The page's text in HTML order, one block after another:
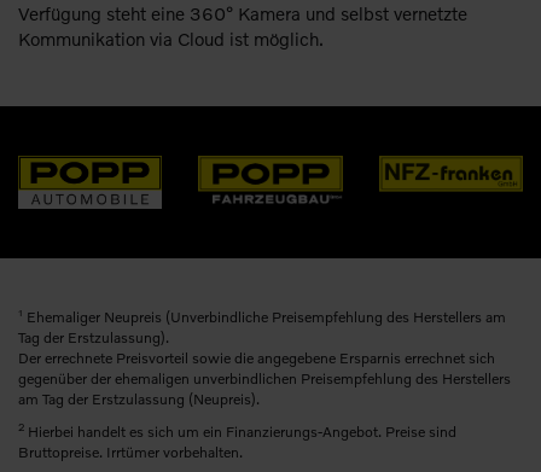
Verfügung steht eine 360° Kamera und selbst vernetzte
Kommunikation via Cloud ist möglich.
1 Ehemaliger Neupreis (Unverbindliche Preisempfehlung des Herstellers am
Tag der Erstzulassung).
Der errechnete Preisvorteil sowie die angegebene Ersparnis errechnet sich
gegenüber der ehemaligen unverbindlichen Preisempfehlung des Herstellers
am Tag der Erstzulassung (Neupreis).
2 Hierbei handelt es sich um ein Finanzierungs-Angebot. Preise sind
Bruttopreise. Irrtümer vorbehalten.